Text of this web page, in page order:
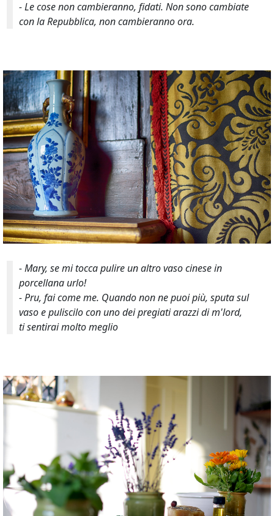
- Le cose non cambieranno, fidati. Non sono cambiate
con la Repubblica, non cambieranno ora.
- Mary, se mi tocca pulire un altro vaso cinese in
porcellana urlo!
- Pru, fai come me. Quando non ne puoi più, sputa sul
vaso e puliscilo con uno dei pregiati arazzi dim'lord,
ti sentirai molto meglio